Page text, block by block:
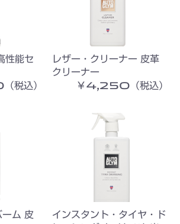
性能セ
込）
レザー・クリーナー 皮革
クリーナー
￥4,250（税込）
ーム 皮
インスタント・タイヤ・ド